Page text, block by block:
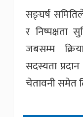
सङ्घर्ष
र निष्पक्षता
जबसम्म
सदस्यता
चेतावनी समेत